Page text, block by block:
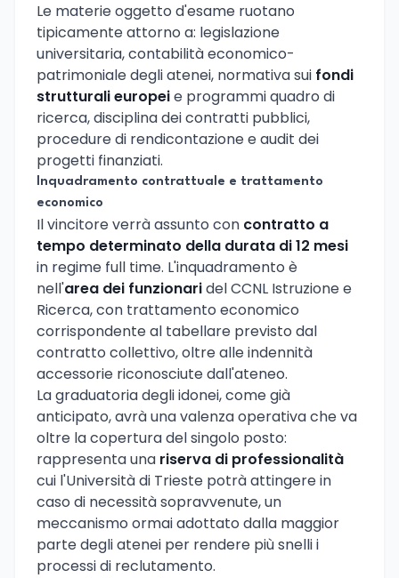
Le materie oggetto d'esame ruotano
tipicamente attorno a: legislazione
universitaria, contabilità economico-
patrimoniale degli atenei, normativa sui fondi
strutturali europeie programmi quadro di
ricerca, disciplina dei contratti pubblici,
procedure di rendicontazione e audit dei
progetti finanziati.
Inquadramento contrattuale e trattamento
economico
Il vincitore verrà assunto con contratto a
tempo determinato della durata di 12 mesi
in regime full time. L'inquadramento è
nell'area dei funzionaridel CCNL Istruzione e
Ricerca, con trattamento economico
corrispondente al tabellare previsto dal
contratto collettivo, oltre alle indennità
accessorie riconosciute dall'ateneo.
La graduatoria degli idonei, come già
anticipato, avrà una valenza operativa che va
oltre la copertura del singolo posto:
rappresenta una riserva di professionalità
cui l'Università di Trieste potrà attingere in
caso di necessità sopravvenute, un
meccanismo ormai adottato dalla maggior
parte degli atenei per rendere più snelli i
processi di reclutamento.